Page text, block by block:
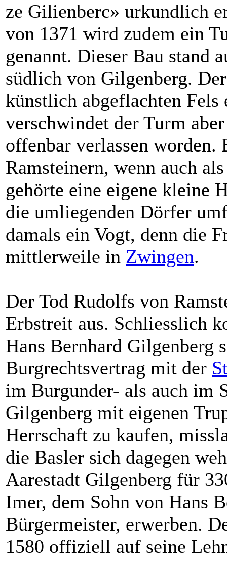
ze Gilienberc» urkundlich
von 1371 wird zudem ein
genannt. Dieser Bau stand
südlich von Gilgenberg.
künstlich abgeflachten Fels
verschwindet der Turm
offenbar verlassen worden.
Ramsteinern, wenn auch
gehörte eine eigene kleine
die umliegenden Dörfer
damals ein Vogt, denn die
mittlerweile in Zwingen.
Der Tod Rudolfs von
Erbstreit aus. Schliesslich
Hans Bernhard Gilgenberg
Burgrechtsvertrag mit der
im Burgunder- als auch im
Gilgenberg mit eigenen
Herrschaft zu kaufen,
die Basler sich dagegen
Aarestadt Gilgenberg für
Imer, dem Sohn von Hans
Bürgermeister, erwerben.
1580 offiziell auf seine